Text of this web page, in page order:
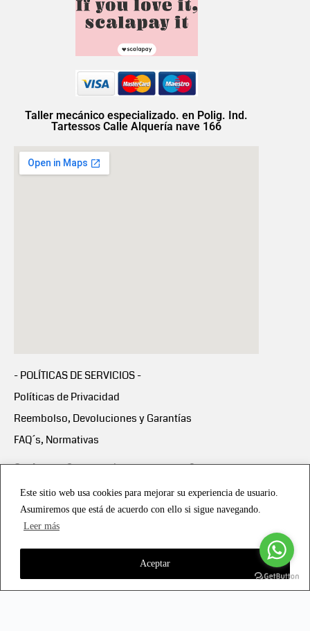
Este sitio web usa cookies para mejorar su experiencia de usuario.
Asumiremos que está de acuerdo con ello si sigue navegando.
Leer más
Aceptar
Taller mecánico especializado. en Polig. Ind.
Tartessos Calle Alquería nave 166
- POLÍTICAS DE SERVICIOS -
Políticas de Privacidad
Reembolso, Devoluciones y Garantías
FAQ´s, Normativas
Scalapay:Compra ahora y paga en 3 cuotas
Scalapay Política Privacidad
Copyright © 2021 all rights reserved - Vialmotor